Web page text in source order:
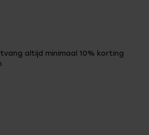
altijd minimaal 10% korting